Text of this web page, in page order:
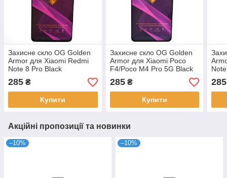
Захисне скло OG Golden
Armor для Xiaomi Redmi
Note 8 Pro Black
285 ₴
Купити
Захисне скло OG Golden
Armor для Xiaomi Poco
F4/Poco M4 Pro 5G Black
285₴
Купити
285
Акційні пропозиції та новинки
–10% –10%